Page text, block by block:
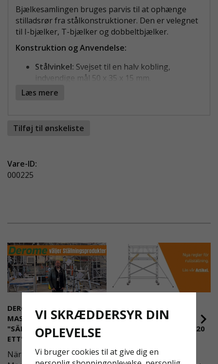
Bjælkesamlingen bruges parvis til at ophænge
stilladsrør fra stålkonstruktioner. Den er velegnet
til I-bjælker, T-bjælker og dobbeltbjælker.
Konstruktion og Anvendelse:
Stålvinkel: Svejset til en halv kobling,
indvendige mål 50 x 35 x 15 mm.
Materiale:
galvaniseret stål.
Krave-møtrikker:
Maks belastning: 9 kN (900 kg)
Materiale: Stål, galvaniseret
Læs mere
Tilføj til ønskeliste
Vare-ID:
000225
DEROME
MASKINUTHYRNING -
"SÄKERHET ÄR ALLTID PRIO
ETT"
När Derome
NYA REGLER FÖR
RULLSTÄLLNING -
AFS2023:9 & EN1004:2020
högst osannolikt så är
VI SKRÆDDERSYR DIN
OPLEVELSE
Vi bruger cookies til at give dig en